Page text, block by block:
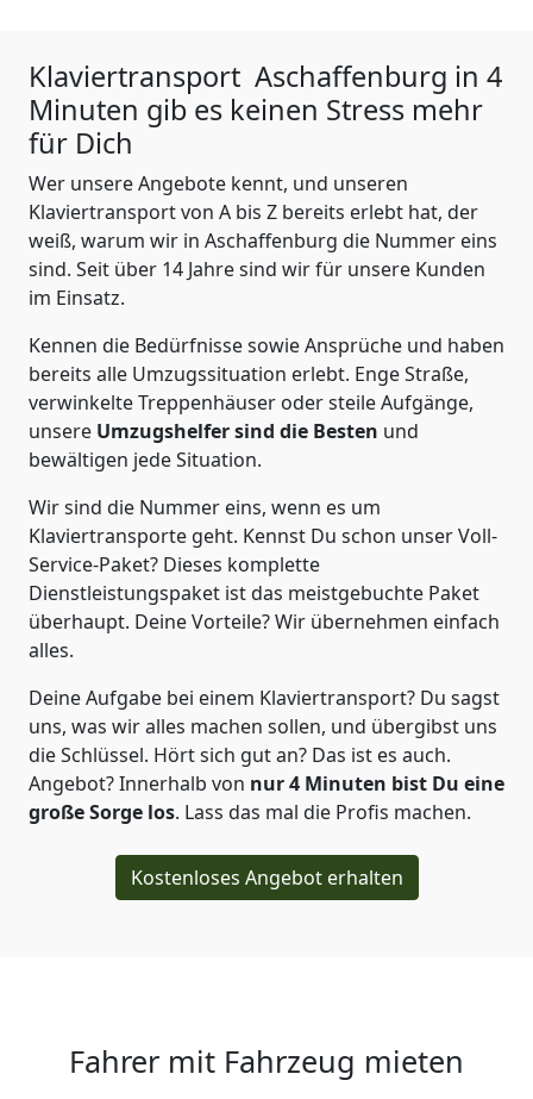
Klaviertransport Aschaffenburg in 4
Minuten gib es keinen Stress mehr
für Dich
Wer unsere Angebote kennt, und unseren
Klaviertransport von A bis Z bereits erlebt hat, der
weiß, warum wir in Aschaffenburg die Nummer eins
sind. Seit über 14 Jahre sind wir für unsere Kunden
im Einsatz.
Kennen die Bedürfnisse sowie Ansprüche und haben
bereits alle Umzugssituation erlebt. Enge Straße,
verwinkelte Treppenhäuser oder steile Aufgänge,
unsere Umzugshelfer sind die Besten und
bewältigen jede Situation.
Wir sind die Nummer eins, wenn es um
Klaviertransporte geht. Kennst Du schon unser Voll-
Service-Paket? Dieses komplette
Dienstleistungspaket ist das meistgebuchte Paket
überhaupt. Deine Vorteile? Wir übernehmen einfach
alles.
Deine Aufgabe bei einem Klaviertransport? Du sagst
uns, was wir alles machen sollen, und übergibst uns
die Schlüssel. Hört sich gut an? Das ist es auch.
Angebot? Innerhalb von nur 4 Minuten bist Du eine
große Sorge los. Lass das mal die Profis machen.
Kostenloses Angebot erhalten
Fahrer mit Fahrzeug mieten